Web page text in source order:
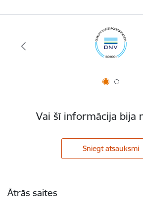
Vai šī informācija bija
Sniegt atsauksmi
Ātrās saites